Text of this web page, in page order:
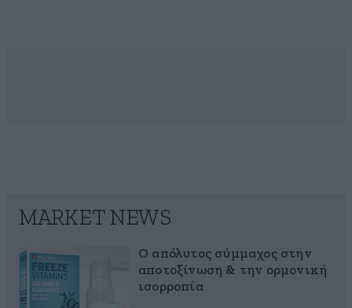
MARKET NEWS
Ο απόλυτος σύμμαχος στην
αποτοξίνωση & την ορμονική
ισορροπία